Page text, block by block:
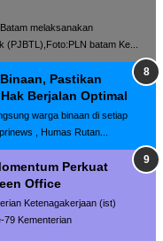
melaksanakan
(PJBTL),Foto:PLN batam Ke...
Pastikan
Berjalan Optimal
warga binaan di setiap
, Humas Rutan...
Perkuat
Office
Ketenagakerjaan (ist)
Kementerian